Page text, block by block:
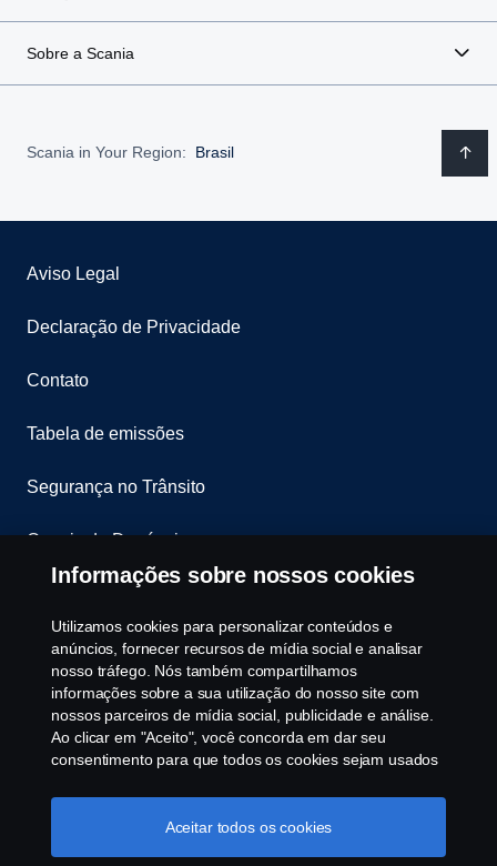
Sobre a Scania
Scania in Your Region: Brasil
Aviso Legal
Declaração de Privacidade
Contato
Tabela de emissões
Segurança no Trânsito
Canais de Denúncia
Programa de Rotulagem Veicular
Política de Cookies
Configurações de cookies
Informações sobre nossos cookies
Utilizamos cookies para personalizar conteúdos e
anúncios, fornecer recursos de mídia social e analisar
nosso tráfego. Nós também compartilhamos
informações sobre a sua utilização do nosso site com
nossos parceiros de mídia social, publicidade e análise.
Ao clicar em "Aceito", você concorda em dar seu
consentimento para que todos os cookies sejam usados
gerenciar a utilização dos cookies clicando em
"Configurações de cookies" e selecionando as
Aceitar todos os cookies